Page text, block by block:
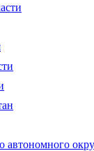
автономного